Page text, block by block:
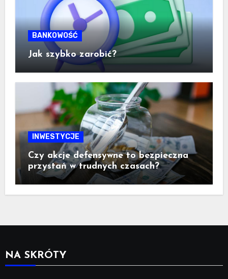
BANKOWOŚĆ
Jak szybko zarobić?
INWESTYCJE
Czy akcje defensywne to bezpieczna
przystań w trudnych czasach?
NA SKRÓTY